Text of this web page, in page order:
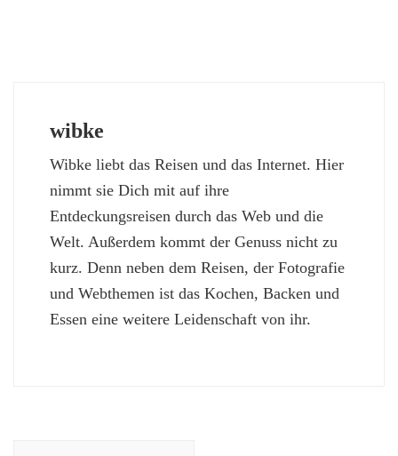
wibke
Wibke liebt das Reisen und das Internet. Hier
nimmt sie Dich mit auf ihre
Entdeckungsreisen durch das Web und die
Welt. Außerdem kommt der Genuss nicht zu
kurz. Denn neben dem Reisen, der Fotografie
und Webthemen ist das Kochen, Backen und
Essen eine weitere Leidenschaft von ihr.